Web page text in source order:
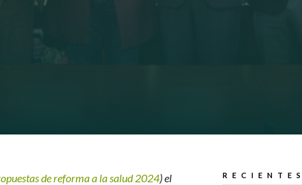
de reforma a la salud 2024) el
RECIENTES